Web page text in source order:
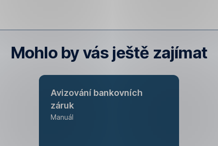
Mohlo by vás ještě zajímat
Avizování bankovních
záruk
Manuál